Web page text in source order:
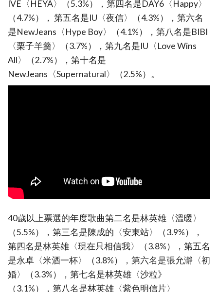
IVE〈HEYA〉（5.3%），第四名是DAY6〈Happy〉
（4.7%）， 第五名是IU〈夜信〉（4.3%），第六名
是NewJeans〈Hype Boy〉（4.1%），第八名是BIBI
〈栗子羊羹〉（3.7%），第九名是IU〈Love Wins
All〉（2.7%），第十名是
NewJeans〈Supernatural〉（2.5%）。
40歲以上票選的年度歌曲第二名是林英雄〈溫暖〉
（5.5%），第三名是陳成的〈安東站〉（3.9%），
第四名是林英雄〈現在只相信我〉（3.8%），第五名
是永卓〈米酒一杯〉（3.8%），第六名是張允瀞〈初
婚〉（3.3%），第七名是林英雄〈沙粒》
（3.1%），第八名是林英雄〈紫色明信片〉